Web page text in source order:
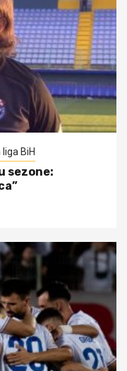
BiH
sezone: